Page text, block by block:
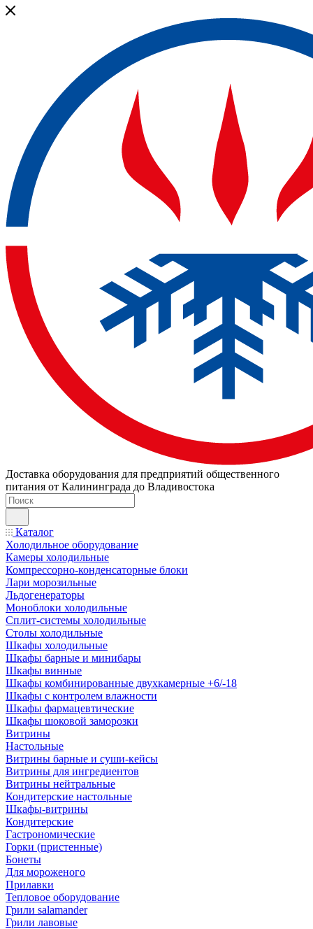
Доставка оборудования для предприятий общественного
питания от Калининграда до Владивостока
Каталог
Холодильное оборудование
Камеры холодильные
Компрессорно-конденсаторные блоки
Лари морозильные
Льдогенераторы
Моноблоки холодильные
Сплит-системы холодильные
Столы холодильные
Шкафы холодильные
Шкафы барные и минибары
Шкафы винные
Шкафы комбинированные двухкамерные +6/-18
Шкафы с контролем влажности
Шкафы фармацевтические
Шкафы шоковой заморозки
Витрины
Настольные
Витрины барные и суши-кейсы
Витрины для ингредиентов
Витрины нейтральные
Кондитерские настольные
Шкафы-витрины
Кондитерские
Гастрономические
Горки (пристенные)
Бонеты
Для мороженого
Прилавки
Тепловое оборудование
Грили salamander
Грили лавовые